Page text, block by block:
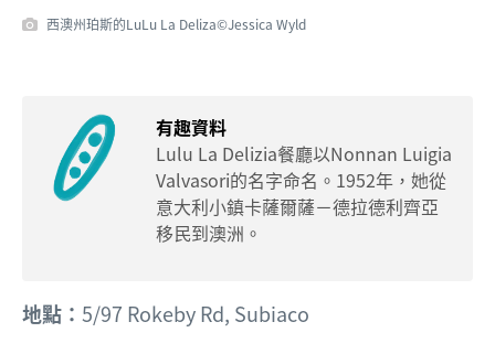
西澳州珀斯的LuLu La Deliza©Jessica Wyld
有趣資料
Lulu La Delizia餐廳以Nonnan Luigia
Valvasori的名字命名。1952年，她從
意大利小鎮卡薩爾薩－德拉德利齊亞
移民到澳洲。
地點： 5/97 Rokeby Rd, Subiaco